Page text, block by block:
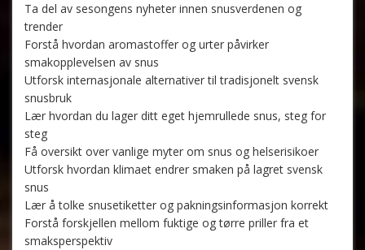
Ta del av sesongens nyheter innen snusverdenen og
trender
Forstå hvordan aromastoffer og urter påvirker
smakopplevelsen av snus
Utforsk internasjonale alternativer til tradisjonelt svensk
snusbruk
Lær hvordan du lager ditt eget hjemrullede snus, steg for
steg
Få oversikt over vanlige myter om snus og helserisikoer
Utforsk hvordan klimaet endrer smaken på lagret svensk
snus
Lær å tolke snusetiketter og pakningsinformasjon korrekt
Forstå forskjellen mellom fuktige og tørre priller fra et
smaksperspektiv